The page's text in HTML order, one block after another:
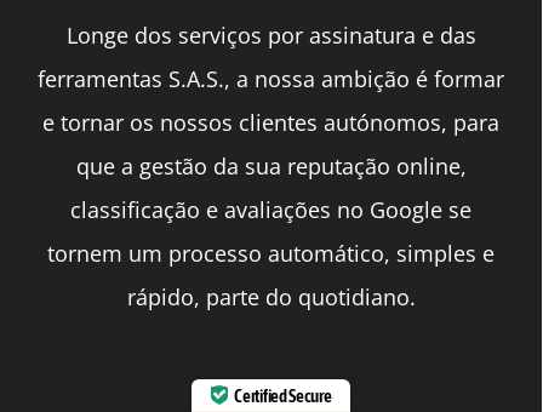
Longe dos serviços por assinatura e das
ferramentas S.A.S., a nossa ambição é formar
e tornar os nossos clientes autónomos, para
que a gestão da sua reputação online,
classificação e avaliações no Google se
tornem um processo automático, simples e
rápido, parte do quotidiano.
Certified Secure